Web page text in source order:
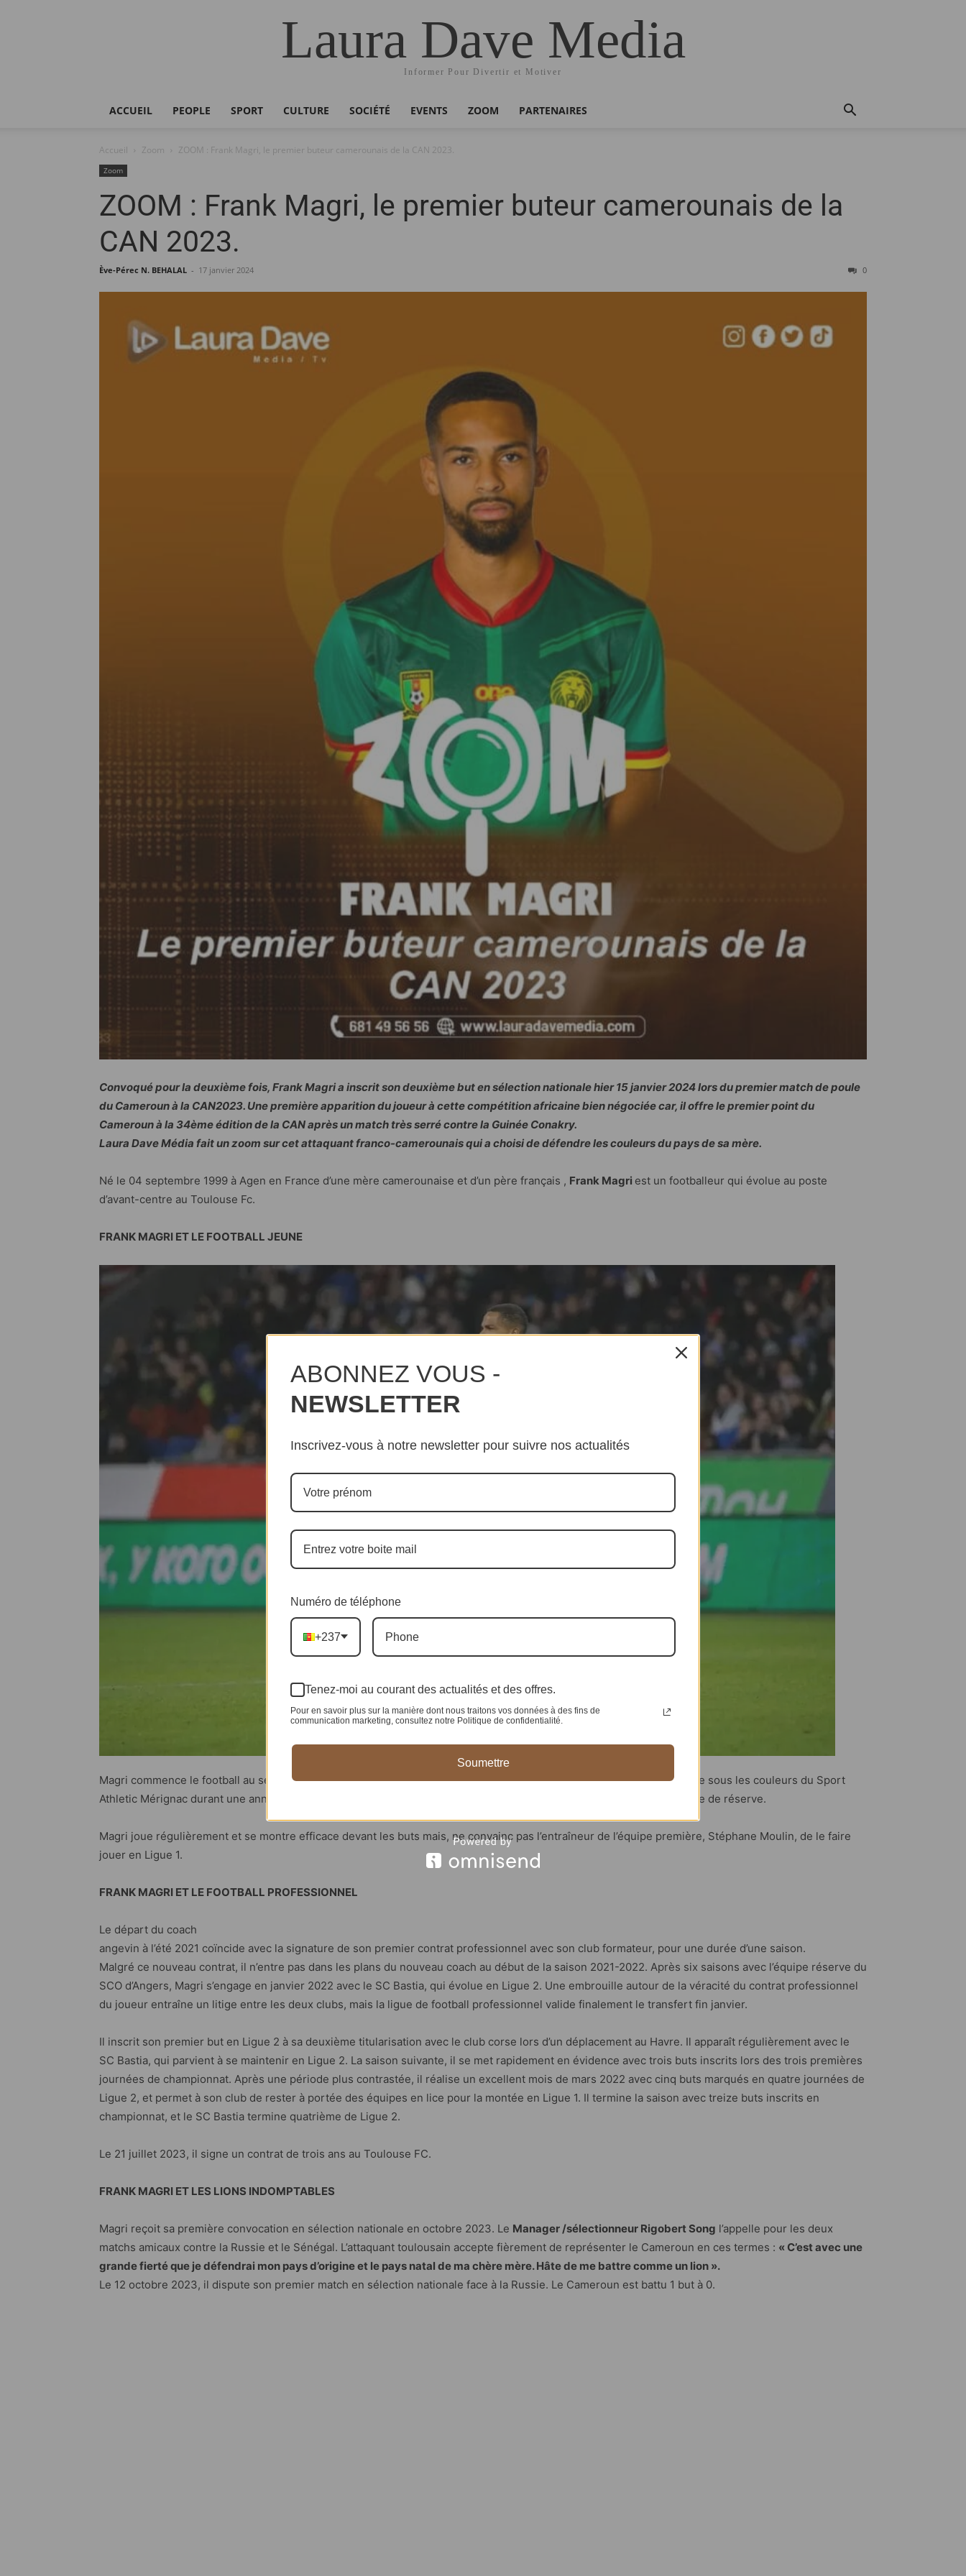
Laura Dave Media
Informer Pour Divertir et Motiver
ACCUEIL PEOPLE SPORT CULTURE SOCIÉTÉ EVENTS ZOOM PARTENAIRES
Accueil Zoom ZOOM : Frank Magri, le premier buteur camerounais de la CAN 2023.
Zoom
ZOOM : Frank Magri, le premier buteur camerounais de la
CAN 2023.
Ève-Pérec N. BEHALAL - 17 janvier 2024 0
Convoqué pour la deuxième fois, Frank Magri a inscrit son deuxième but en sélection nationale hier 15 janvier 2024 lors du premier match de poule
du Cameroun à la CAN2023. Une première apparition du joueur à cette compétition africaine bien négociée car, il offre le premier point du
Cameroun à la 34ème édition de la CAN après un match très serré contre la Guinée Conakry.
Laura Dave Média fait un zoom sur cet attaquant franco-camerounais qui a choisi de défendre les couleurs du pays de sa mère.
Né le 04 septembre 1999 à Agen en France d’une mère camerounaise et d’un père français , Frank Magri est un footballeur qui évolue au poste
d’avant-centre au Toulouse Fc.
FRANK MAGRI ET LE FOOTBALL JEUNE
Magri commence le football au sein de sa ville natale, au Sporting Union Agen, où il évolue jusqu’en U15. Il joue ensuite sous les couleurs du Sport
Athletic Mérignac durant une année avant d’être repéré et de signer au Angers SCO en 2014. En 2017, il intègre l’équipe de réserve.
Magri joue régulièrement et se montre efficace devant les buts mais, ne convainc pas l’entraîneur de l’équipe première, Stéphane Moulin, de le faire
jouer en Ligue 1.
FRANK MAGRI ET LE FOOTBALL PROFESSIONNEL
Le départ du coach
angevin à l’été 2021 coïncide avec la signature de son premier contrat professionnel avec son club formateur, pour une durée d’une saison.
Malgré ce nouveau contrat, il n’entre pas dans les plans du nouveau coach au début de la saison 2021-2022. Après six saisons avec l’équipe réserve du
SCO d’Angers, Magri s’engage en janvier 2022 avec le SC Bastia, qui évolue en Ligue 2. Une embrouille autour de la véracité du contrat professionnel
du joueur entraîne un litige entre les deux clubs, mais la ligue de football professionnel valide finalement le transfert fin janvier.
Il inscrit son premier but en Ligue 2 à sa deuxième titularisation avec le club corse lors d’un déplacement au Havre. Il apparaît régulièrement avec le
SC Bastia, qui parvient à se maintenir en Ligue 2. La saison suivante, il se met rapidement en évidence avec trois buts inscrits lors des trois premières
journées de championnat. Après une période plus contrastée, il réalise un excellent mois de mars 2022 avec cinq buts marqués en quatre journées de
Ligue 2, et permet à son club de rester à portée des équipes en lice pour la montée en Ligue 1. Il termine la saison avec treize buts inscrits en
championnat, et le SC Bastia termine quatrième de Ligue 2.
Le 21 juillet 2023, il signe un contrat de trois ans au Toulouse FC.
FRANK MAGRI ET LES LIONS INDOMPTABLES
Magri reçoit sa première convocation en sélection nationale en octobre 2023. Le Manager /sélectionneur Rigobert Song l’appelle pour les deux
matchs amicaux contre la Russie et le Sénégal. L’attaquant toulousain accepte fièrement de représenter le Cameroun en ces termes : « C’est avec une
grande fierté que je défendrai mon pays d’origine et le pays natal de ma chère mère. Hâte de me battre comme un lion ».
Le 12 octobre 2023, il dispute son premier match en sélection nationale face à la Russie. Le Cameroun est battu 1 but à 0.
ABONNEZ VOUS -
NEWSLETTER
Inscrivez-vous à notre newsletter pour suivre nos actualités
Numéro de téléphone
+237
Tenez-moi au courant des actualités et des offres.
Pour en savoir plus sur la manière dont nous traitons vos données à des fins de
communication marketing, consultez notre Politique de confidentialité.
Soumettre